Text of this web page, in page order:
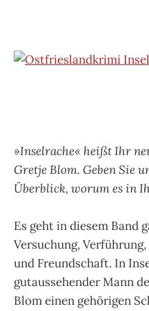
»Inselrache« heißt Ihr
Gretje Blom. Geben Sie
Überblick, worum es in
Es geht in diesem Band
Versuchung,
und Freundschaft. In
gutaussehender Mann
Blom einen gehörigen